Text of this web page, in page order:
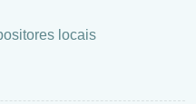
locais